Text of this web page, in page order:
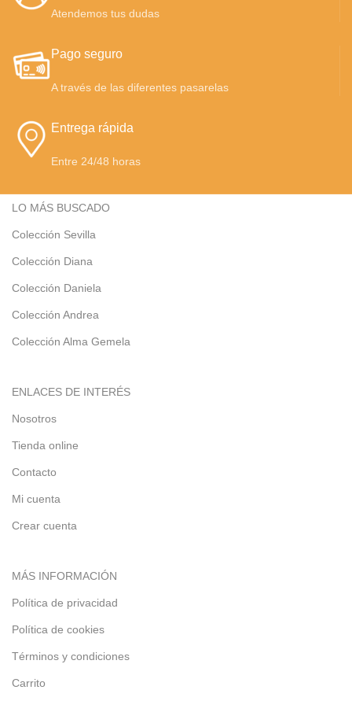
Atendemos tus dudas
Pago seguro
A través de las diferentes pasarelas
Entrega rápida
Entre 24/48 horas
LO MÁS BUSCADO
Colección Sevilla
Colección Diana
Colección Daniela
Colección Andrea
Colección Alma Gemela
ENLACES DE INTERÉS
Nosotros
Tienda online
Contacto
Mi cuenta
Crear cuenta
MÁS INFORMACIÓN
Política de privacidad
Política de cookies
Términos y condiciones
Carrito